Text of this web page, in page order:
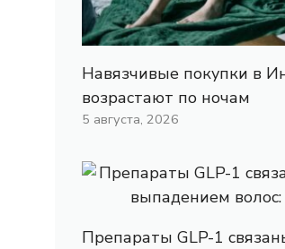
Навязчивые покупки в
возрастают по ночам
5 августа, 2026
Препараты GLP-1